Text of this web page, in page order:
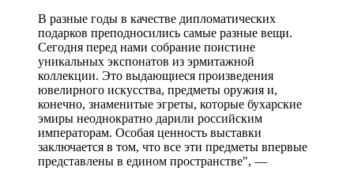
В разные годы в качестве дипломатических
подарков преподносились самые разные вещи.
Сегодня перед нами собрание поистине
уникальных экспонатов из эрмитажной
коллекции. Это выдающиеся произведения
ювелирного искусства, предметы оружия и,
конечно, знаменитые эгреты, которые бухарские
эмиры неоднократно дарили российским
императорам. Особая ценность выставки
заключается в том, что все эти предметы впервые
представлены в едином пространстве", —